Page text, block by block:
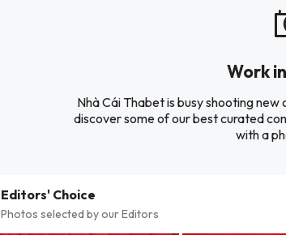
Work
Nhà Cái Thabet is busy shooting
discover some of our best curated
with a
Editors' Choice
Photos selected by our Editors